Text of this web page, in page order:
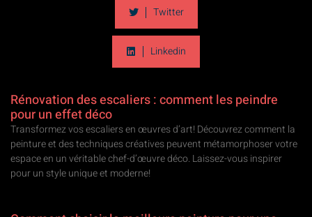
Twitter
Linkedin
Rénovation des escaliers : comment les peindre
pour un effet déco
Transformez vos escaliers en œuvres d’art! Découvrez comment la
peinture et des techniques créatives peuvent métamorphoser votre
espace en un véritable chef-d’œuvre déco. Laissez-vous inspirer
pour un style unique et moderne!